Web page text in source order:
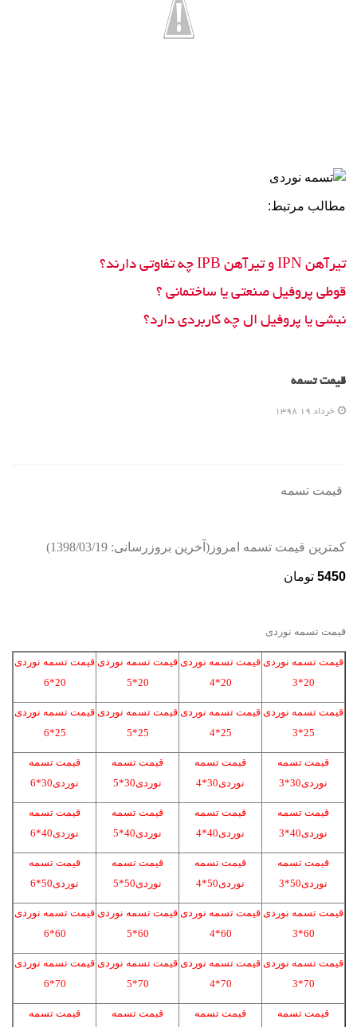
مطالب مرتبط:
تیرآهن IPN و تیرآهن IPB چه تفاوتی دارند؟
قوطی پروفیل صنعتی یا ساختمانی ؟
نبشی یا پروفیل ال چه کاربردی دارد؟
قیمت تسمه
خرداد 19 1398
قیمت تسمه
کمترین قیمت تسمه امروز(آخرین بروزرسانی: 1398/03/19)
5450 تومان
قیمت تسمه نوردی
قیمت تسمه نوردی
20*3
قیمت تسمه نوردی
20*4
قیمت تسمه نوردی
20*5
قیمت تسمه نوردی
20*6
قیمت تسمه نوردی
25*3
قیمت تسمه نوردی
25*4
قیمت تسمه نوردی
25*5
قیمت تسمه نوردی
25*6
قیمت تسمه
نوردی30*3
قیمت تسمه
نوردی30*4
قیمت تسمه
نوردی30*5
قیمت تسمه
نوردی30*6
قیمت تسمه
نوردی40*3
قیمت تسمه
نوردی40*4
قیمت تسمه
نوردی40*5
قیمت تسمه
نوردی40*6
قیمت تسمه
نوردی50*3
قیمت تسمه
نوردی50*4
قیمت تسمه
نوردی50*5
قیمت تسمه
نوردی50*6
قیمت تسمه نوردی
60*3
قیمت تسمه نوردی
60*4
قیمت تسمه نوردی
60*5
قیمت تسمه نوردی
60*6
قیمت تسمه نوردی
70*3
قیمت تسمه نوردی
70*4
قیمت تسمه نوردی
70*5
قیمت تسمه نوردی
70*6
قیمت تسمه
قیمت تسمه
قیمت تسمه
قیمت تسمه